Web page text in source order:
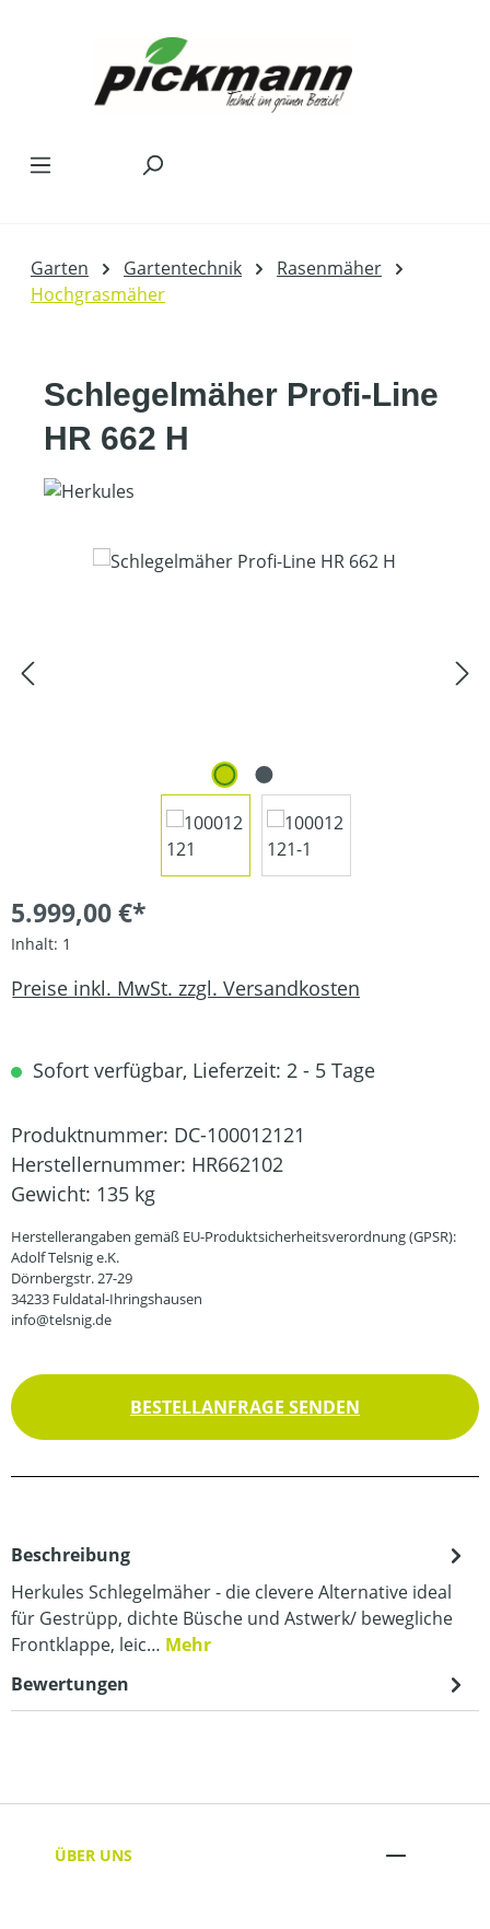
Garten Gartentechnik
Rasenmäher
Hochgrasmäher
Schlegelmäher Profi-Line
HR 662 H
Bildergalerie überspringen
5.999,00 €*
Inhalt: 1
Preise inkl. MwSt. zzgl. Versandkosten
Sofort verfügbar, Lieferzeit: 2 - 5 Tage
Produktnummer: DC-100012121
Herstellernummer: HR662102
Gewicht: 135 kg
Herstellerangaben gemäß EU-Produktsicherheitsverordnung (GPSR):
Adolf Telsnig e.K.
Dörnbergstr. 27-29
34233 Fuldatal-Ihringshausen
info@telsnig.de
BESTELLANFRAGE SENDEN
Beschreibung
Herkules Schlegelmäher - die clevere Alternative ideal
für Gestrüpp, dichte Büsche und Astwerk/ bewegliche
Frontklappe, leic… Mehr
Bewertungen
ÜBER UNS